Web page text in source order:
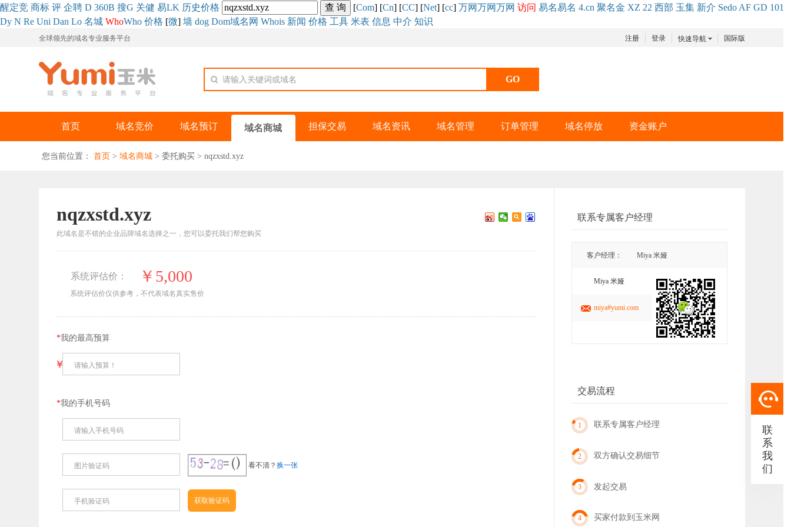
醒定竞 商标 评 企聘 D 360B 搜G 关健 易LK 历史价格 [Com] [Cn] [CC] [Net] [cc] 万网万网万网 访问 易名易名 4.cn 聚名金 XZ 22 西部 玉集 新介 Sedo AF GD 101
Dy N Re Uni Dan Lo 名城 WhoWho 价格 [微] 墙 dog Dom域名网 Whois 新闻 价格 工具 米表 信息 中介 知识